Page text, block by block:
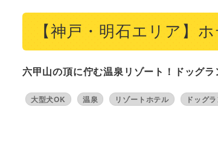
【神戸・明石エリア】
六甲山の頂に佇む温泉リゾート！ドッグ
大型犬OK 温泉 リゾートホテル ドッグ